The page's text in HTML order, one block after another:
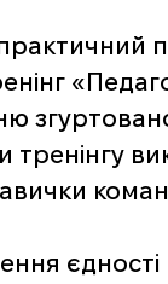
єдності